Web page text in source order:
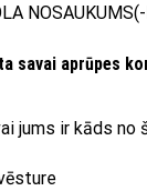
savai aprūpes
jums ir kāds no